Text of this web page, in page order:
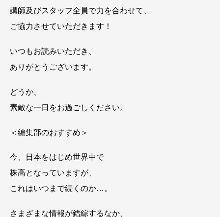
講師及びスタッフ全員で力を合わせて、
ご協力させていただきます！
いつもお読みいただき、
ありがとうございます。
どうか、
素敵な一日をお過ごしください。
＜編集部のおすすめ＞
今、日本をはじめ世界中で
株高となっていますが、
これはいつまで続くのか…。
さまざまな情報が錯綜するなか、